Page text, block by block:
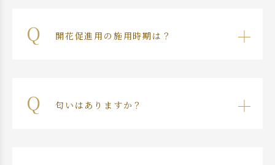
開花促進用の施用時期は？
匂いはありますか？